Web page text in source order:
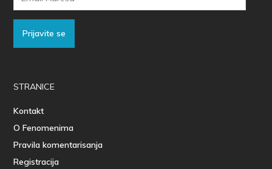
Prijavite se
STRANICE
Kontakt
O Fenomenima
Pravila komentarisanja
Registracija